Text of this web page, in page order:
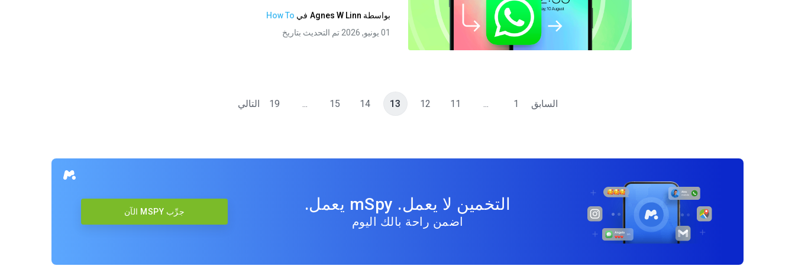
تويتر فيسبوك نسخ الرابط
بواسطة Agnes W Linn في How To
01 يونيو, 2026 تم التحديث بتاريخ
السابق 1
...
11
12
13
14
15
...
19 التالي
التخمين لا يعمل. mSpy يعمل.
اضمن راحة بالك اليوم
جرِّب MSPY الآن